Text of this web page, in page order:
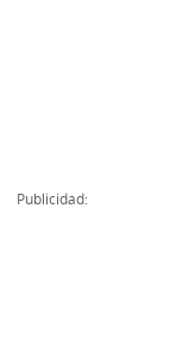
Subvenciones
Publicidad: